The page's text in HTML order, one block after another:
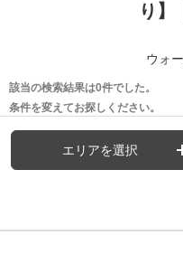
り】
ウォ
該当の検索結果は0件でした。
条件を変えてお探しください。
エリアを選択